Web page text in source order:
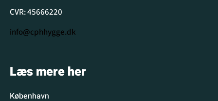
CVR: 45666220
info@cphhygge.dk
Læs mere her
København